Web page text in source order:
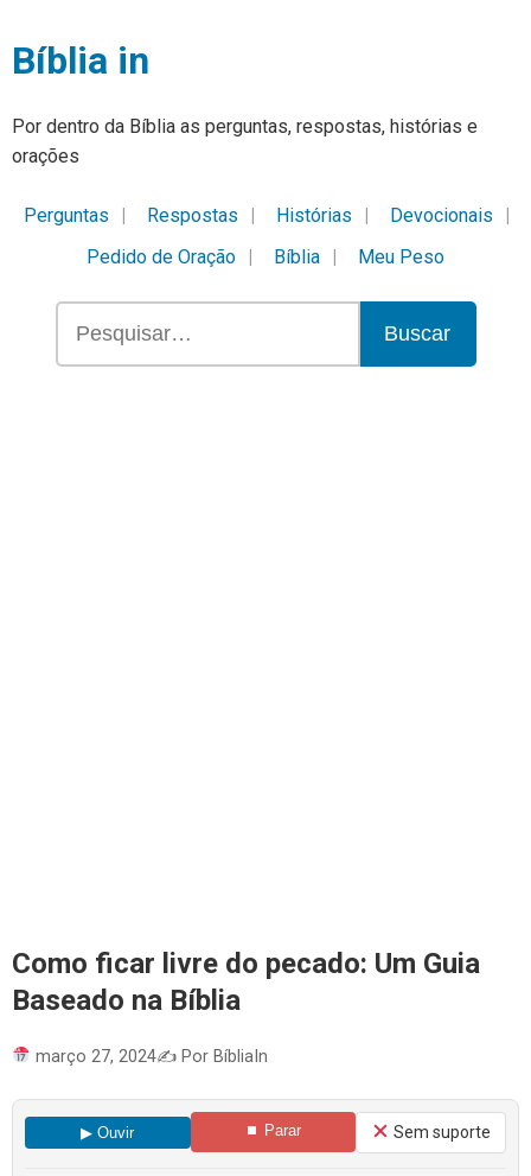
Bíblia in
Por dentro da Bíblia as perguntas, respostas, histórias e
orações
Perguntas Respostas Histórias
Devocionais
Pedido de Oração
Bíblia Meu Peso
Buscar
Como ficar livre do pecado: Um Guia
Baseado na Bíblia
março 27, 2024✍️ Por BíbliaIn
▶ Ouvir ⏹ Parar Sem suporte